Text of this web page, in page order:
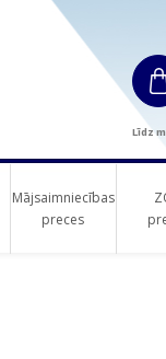
Līdz
Mājsaimniecības
preces